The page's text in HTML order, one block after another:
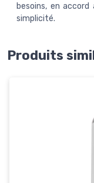
besoins, en
simplicité.
Produits